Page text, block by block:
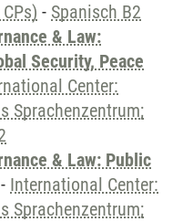
- Spanisch B2
& Law:
Security, Peace
Center:
Sprachenzentrum;
& Law: Public
- International Center:
Sprachenzentrum;